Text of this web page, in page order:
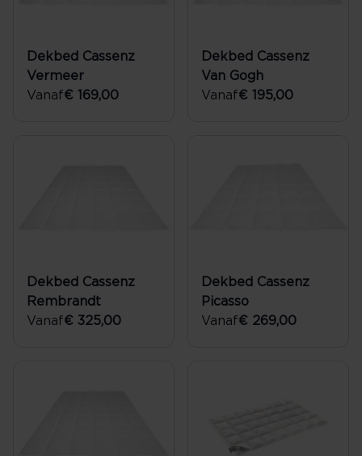
Dekbed Cassenz
Vermeer
Vanaf€ 169,00
Dekbed Cassenz
Van Gogh
Vanaf€ 195,00
Dekbed Cassenz
Rembrandt
Vanaf€ 325,00
Dekbed Cassenz
Picasso
Vanaf€ 269,00